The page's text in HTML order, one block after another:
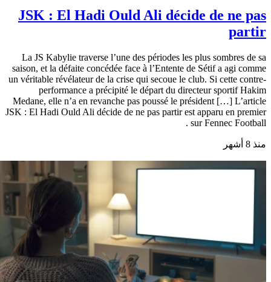
JSK : El Hadi Ould Ali décide de ne pas
partir
La JS Kabylie traverse l’une des périodes les plus sombres de sa
saison, et la défaite concédée face à l’Entente de Sétif a agi comme
un véritable révélateur de la crise qui secoue le club. Si cette contre-
performance a précipité le départ du directeur sportif Hakim
Medane, elle n’a en revanche pas poussé le président […] L’article
JSK : El Hadi Ould Ali décide de ne pas partir est apparu en premier
sur Fennec Football .
منذ 8 أشهر